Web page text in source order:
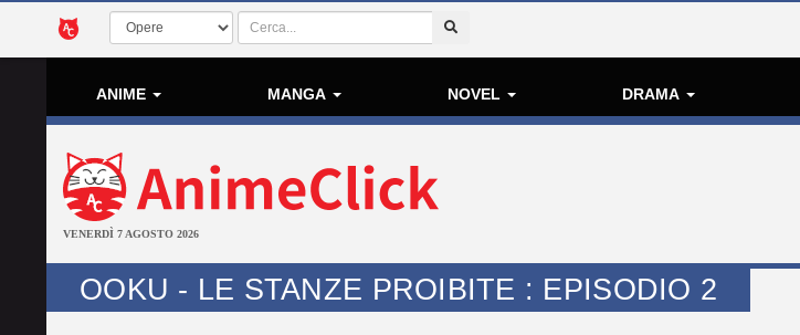
ANIME MANGA NOVEL DRAMA
VENERDÌ 7 AGOSTO 2026
OOKU - LE STANZE PROIBITE : EPISODIO 2